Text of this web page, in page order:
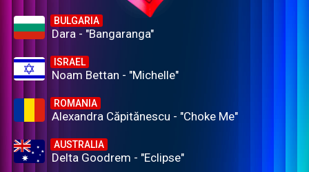
BULGARIA
Dara - "Bangaranga"
ISRAEL
Noam Bettan - "Michelle"
ROMANIA
Alexandra Căpitănescu - "Choke Me"
AUSTRALIA
Delta Goodrem - "Eclipse"